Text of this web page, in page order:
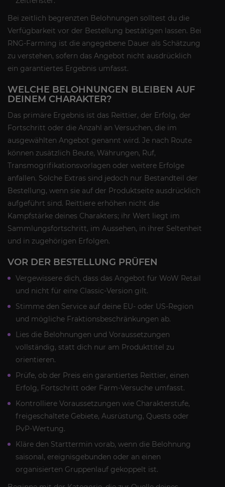
Bei zeitlich begrenzten Belohnungen solltest du die
Verfügbarkeit vor der Bestellung bestätigen lassen. Bei
RNG-Farming ist die angegebene Dauer als Schätzung
zu verstehen, sofern das Angebot nicht ausdrücklich
ein garantiertes Ergebnis umfasst.
WELCHE BELOHNUNGEN BLEIBEN AUF
DEINEM CHARAKTER?
Das primäre Ergebnis ist das Reittier, der Erfolg, der
Fortschritt oder die Anzahl an Versuchen, die im
ausgewählten Angebot genannt wird. Je nach Route
können zusätzlich Beute, Währungen, Ruf,
Transmogrifikationsvorlagen oder weitere Erfolge
anfallen. Solche Extras sind jedoch nur Bestandteil der
Bestellung, wenn sie auf der Produktseite ausdrücklich
aufgeführt sind. Reittiere erhöhen nicht die
Kampfstärke deines Charakters; ihr Wert liegt im
Sammlungsfortschritt, im Aussehen, in ihrer Seltenheit
und in zugehörigen Erfolgen.
VOR DER BESTELLUNG PRÜFEN
Vergewissere dich, dass das Angebot für WoW Retail
und nicht für eine Classic-Version gilt.
Stimme den Service auf deine EU- oder US-Region
und mögliche Fraktionsbeschränkungen ab.
Lies die Belohnungen und Voraussetzungen
vollständig, statt dich nur am Produkttitel zu
orientieren.
Prüfe, ob der Preis ein garantiertes Reittier, einen
Erfolg, Fortschritt oder Farm-Versuche umfasst.
Kontrolliere Voraussetzungen wie Charakterstufe,
freigeschaltete Gebiete, Ausrüstung, Quests oder
PvP-Wertung.
Kläre den Starttermin vorab, wenn die Belohnung
saisonal, ereignisgebunden oder an einen
organisierten Gruppenlauf gekoppelt ist.